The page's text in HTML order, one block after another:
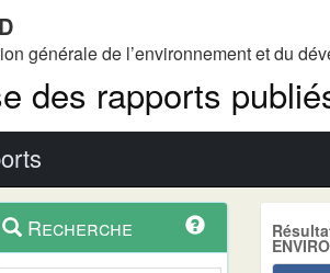
générale de l’environnement et du
des rapports
contextuel
Recherche